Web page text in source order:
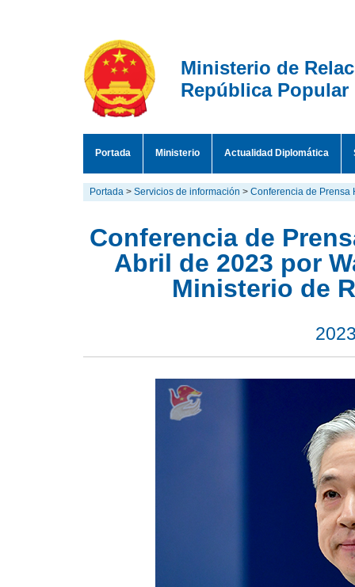
Ministerio de
República Popular
Portada Ministerio Actualidad Diplomática
Portada > Servicios de información > Conferencia de Prensa
Conferencia de
Abril de 2023 por
Ministerio de